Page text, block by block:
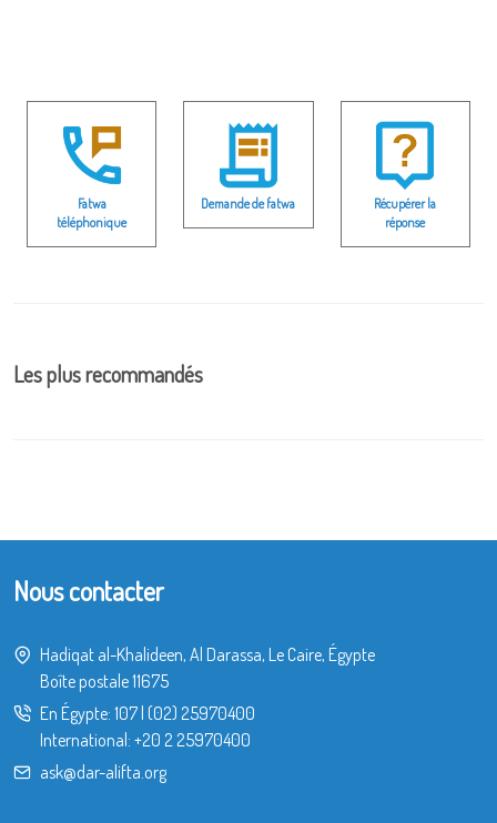
Fatwa
téléphonique
Demande de fatwa
Récupérer la
réponse
Les plus recommandés
Nous contacter
Hadiqat al-Khalideen, Al Darassa, Le Caire, Égypte
Boîte postale 11675
En Égypte: 107| (02) 25970400
International: +20 2 25970400
ask@dar-alifta.org